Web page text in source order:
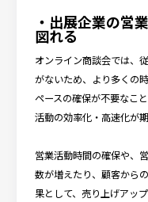
・出展企業の営
図れる
オンライン商談会では、
がないため、より多くの
ペースの確保が不要なこ
活動の効率化・高速化が
営業活動時間の確保や、
数が増えたり、顧客から
果として、売り上げアッ